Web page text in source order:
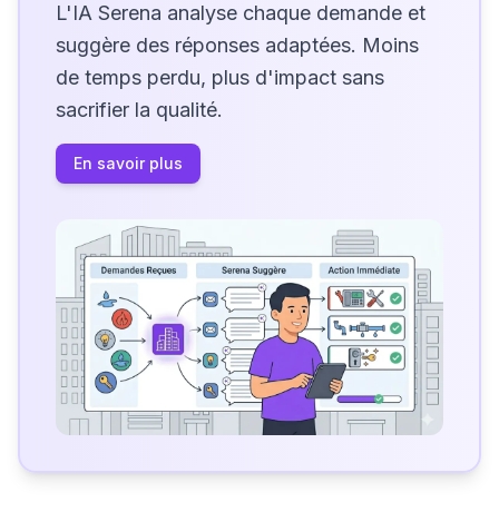
L'IA Serena analyse chaque demande et
suggère des réponses adaptées. Moins
de temps perdu, plus d'impact sans
sacrifier la qualité.
En savoir plus